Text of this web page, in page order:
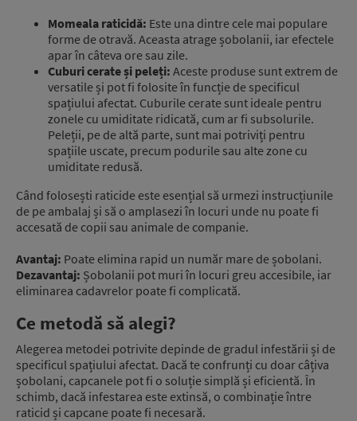
Momeala raticidă: Este una dintre cele mai populare
forme de otravă. Aceasta atrage șobolanii, iar efectele
apar în câteva ore sau zile.
Cuburi cerate și peleți: Aceste produse sunt extrem de
versatile și pot fi folosite în funcție de specificul
spațiului afectat. Cuburile cerate sunt ideale pentru
zonele cu umiditate ridicată, cum ar fi subsolurile.
Peleții, pe de altă parte, sunt mai potriviți pentru
spațiile uscate, precum podurile sau alte zone cu
umiditate redusă.
Când folosești raticide este esențial să urmezi instrucțiunile
de pe ambalaj și să o amplasezi în locuri unde nu poate fi
accesată de copii sau animale de companie.
Avantaj: Poate elimina rapid un număr mare de șobolani.
Dezavantaj: Șobolanii pot muri în locuri greu accesibile, iar
eliminarea cadavrelor poate fi complicată.
Ce metodă să alegi?
Alegerea metodei potrivite depinde de gradul infestării și de
specificul spațiului afectat. Dacă te confrunți cu doar câțiva
șobolani, capcanele pot fi o soluție simplă și eficientă. În
schimb, dacă infestarea este extinsă, o combinație între
raticid și capcane poate fi necesară.